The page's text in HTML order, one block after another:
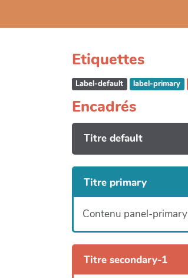
Etiquettes
Label-default label-primary
Encadrés
Titre default
Titre primary
Contenu panel-primary
Titre secondary-1